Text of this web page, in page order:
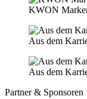
KWON
Aus dem
Aus dem
Partner & Sponsoren